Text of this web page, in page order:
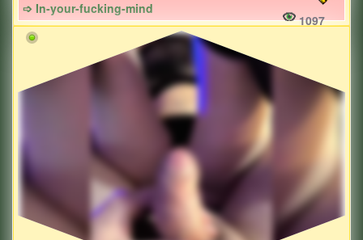
➩ In-your-fucking-mind
1097